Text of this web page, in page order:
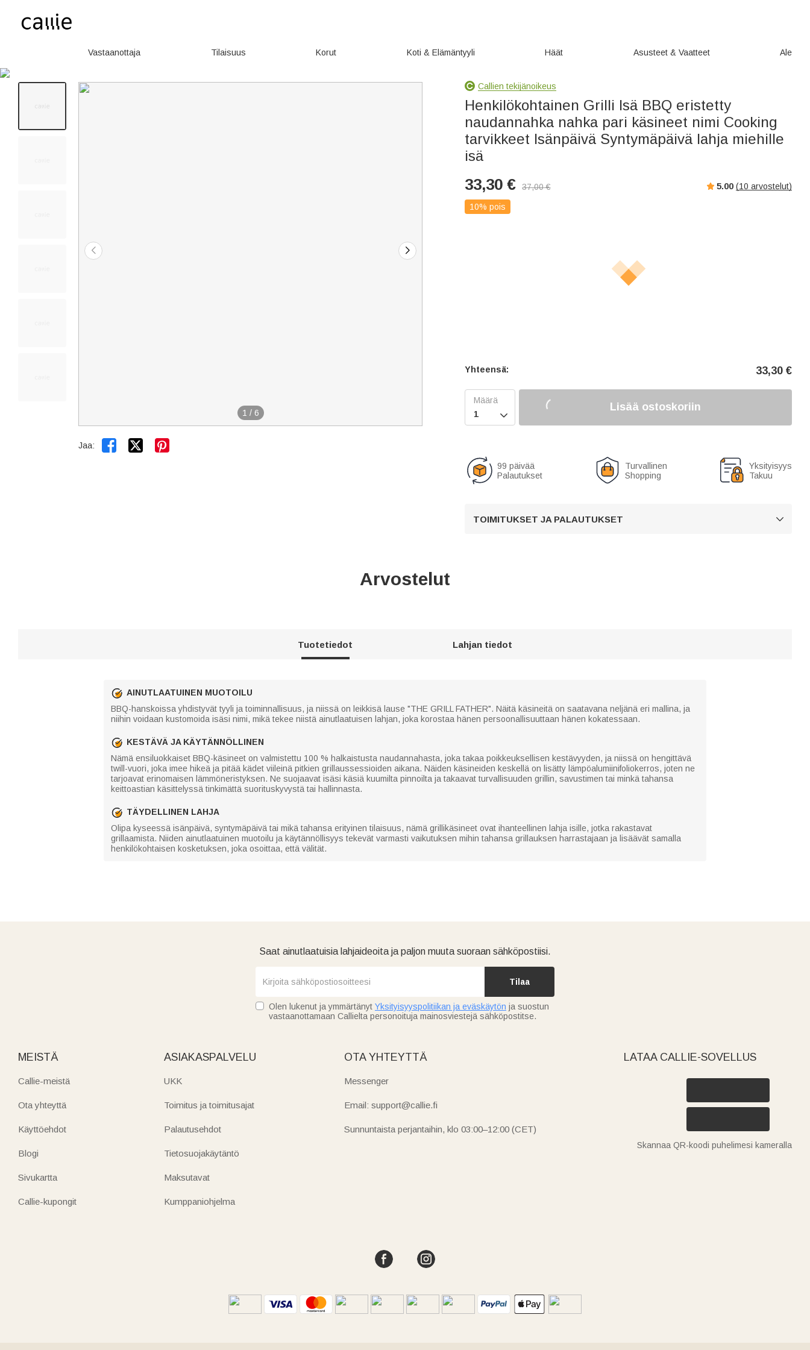
Vastaanottaja Tilaisuus Korut Koti & Elämäntyyli Häät Asusteet & Vaatteet Ale
1 / 6
Jaa:  
Callien tekijänoikeus
Henkilökohtainen Grilli Isä BBQ eristetty
naudannahka nahka pari käsineet nimi Cooking
tarvikkeet Isänpäivä Syntymäpäivä lahja miehille
isä
33,30 € 37,00€ 5.00 (10 arvostelut)
10% pois
Yhteensä: 33,30 €

Lisää ostoskoriin
99 päivää
Palautukset
Turvallinen
Shopping
Yksityisyys
Takuu
TOIMITUKSET JA PALAUTUKSET 
Arvostelut
Tuotetiedot Lahjan tiedot
AINUTLAATUINEN MUOTOILU
BBQ-hanskoissa yhdistyvät tyyli ja toiminnallisuus, ja niissä on leikkisä lause "THE GRILL FATHER". Näitä käsineitä on saatavana neljänä eri mallina, ja
niihin voidaan kustomoida isäsi nimi, mikä tekee niistä ainutlaatuisen lahjan, joka korostaa hänen persoonallisuuttaan hänen kokatessaan.
KESTÄVÄ JA KÄYTÄNNÖLLINEN
Nämä ensiluokkaiset BBQ-käsineet on valmistettu 100 % halkaistusta naudannahasta, joka takaa poikkeuksellisen kestävyyden, ja niissä on hengittävä
twill-vuori, joka imee hikeä ja pitää kädet viileinä pitkien grillaussessioiden aikana. Näiden käsineiden keskellä on lisätty lämpöalumiinifoliokerros, joten ne
tarjoavat erinomaisen lämmöneristyksen. Ne suojaavat isäsi käsiä kuumilta pinnoilta ja takaavat turvallisuuden grillin, savustimen tai minkä tahansa
keittoastian käsittelyssä tinkimättä suorituskyvystä tai hallinnasta.
TÄYDELLINEN LAHJA
Olipa kyseessä isänpäivä, syntymäpäivä tai mikä tahansa erityinen tilaisuus, nämä grillikäsineet ovat ihanteellinen lahja isille, jotka rakastavat
grillaamista. Niiden ainutlaatuinen muotoilu ja käytännöllisyys tekevät varmasti vaikutuksen mihin tahansa grillauksen harrastajaan ja lisäävät samalla
henkilökohtaisen kosketuksen, joka osoittaa, että välität.
Saat ainutlaatuisia lahjaideoita ja paljon muuta suoraan sähköpostiisi.
Tilaa
Olen lukenut ja ymmärtänyt Yksityisyyspolitiikan ja eväskäytön ja suostun
vastaanottamaan Callielta personoituja mainosviestejä sähköpostitse.
MEISTÄ
Callie-meistä
Ota yhteyttä
Käyttöehdot
Blogi
Sivukartta
Callie-kupongit
ASIAKASPALVELU
UKK
Toimitus ja toimitusajat
Palautusehdot
Tietosuojakäytäntö
Maksutavat
Kumppaniohjelma
OTA YHTEYTTÄ
Messenger
Email: support@callie.fi
Sunnuntaista perjantaihin, klo 03:00–12:00 (CET)
LATAA CALLIE-SOVELLUS
Skannaa QR-koodi puhelimesi kameralla